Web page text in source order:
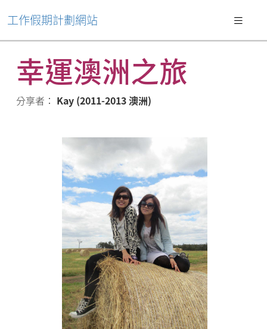
工作假期計劃網站
幸運澳洲之旅
分享者： Kay (2011-2013 澳洲)